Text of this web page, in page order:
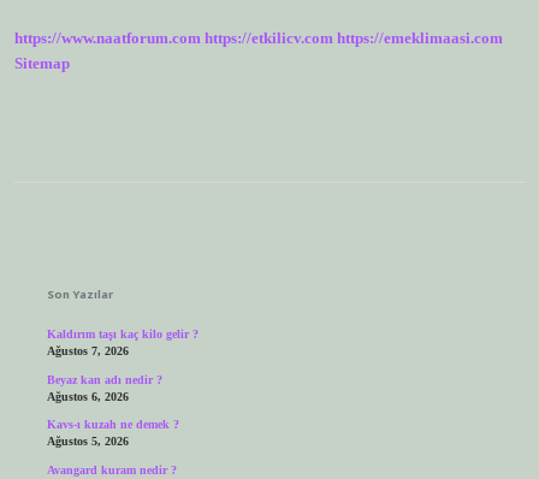
https://www.naatforum.com https://etkilicv.com https://emeklimaasi.com
Sitemap
Son Yazılar
Kaldırım taşı kaç kilo gelir ?
Ağustos 7, 2026
Beyaz kan adı nedir ?
Ağustos 6, 2026
Kavs-ı kuzah ne demek ?
Ağustos 5, 2026
Avangard kuram nedir ?